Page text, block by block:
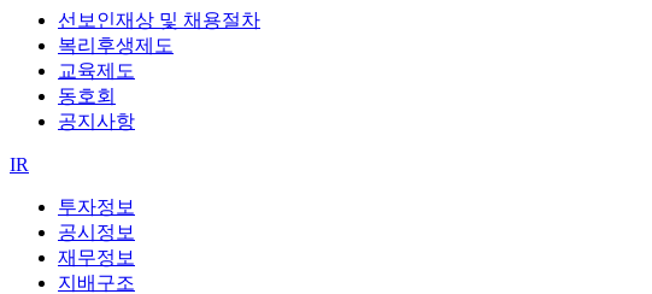
선보인재상 및 채용절차
복리후생제도
교육제도
동호회
공지사항
IR
투자정보
공시정보
재무정보
지배구조